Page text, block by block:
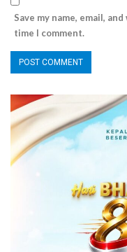
Save my name, email,
time I comment.